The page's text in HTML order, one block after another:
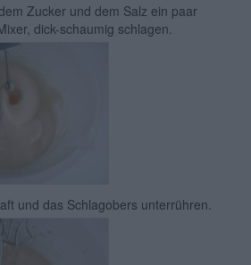
Zucker und dem Salz ein paar
dick-schaumig schlagen.
und das Schlagobers unterrühren.